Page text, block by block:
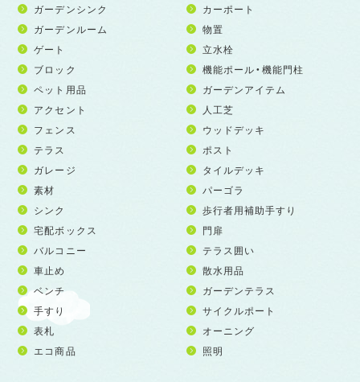
ガーデンシンク
カーポート
ガーデンルーム
物置
ゲート
立水栓
ブロック
機能ポール・機能門柱
ペット用品
ガーデンアイテム
アクセント
人工芝
フェンス
ウッドデッキ
テラス
ポスト
ガレージ
タイルデッキ
素材
パーゴラ
シンク
歩行者用補助手すり
宅配ボックス
門扉
バルコニー
テラス囲い
車止め
散水用品
ベンチ
ガーデンテラス
手すり
サイクルポート
表札
オーニング
エコ商品
照明